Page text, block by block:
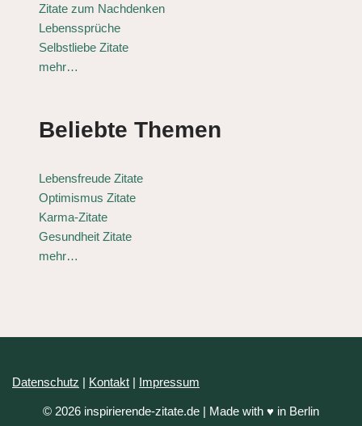
Zitate zum Nachdenken
Lebenssprüche
Selbstliebe Zitate
mehr…
Beliebte Themen
Lebensfreude Zitate
Optimismus Zitate
Karma-Zitate
Gesundheit Zitate
mehr…
Datenschutz | Kontakt | Impressum
© 2026 inspirierende-zitate.de | Made with ♥ in Berlin